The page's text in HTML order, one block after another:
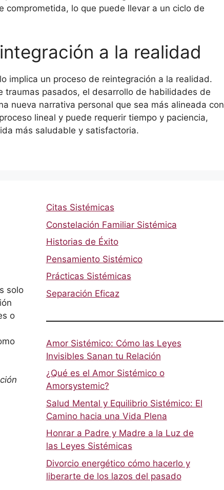
comprometida, lo que puede llevar a un ciclo de
a la realidad
implica un proceso de reintegración a la realidad.
traumas pasados, el desarrollo de habilidades de
nueva narrativa personal que sea más alineada con
lineal y puede requerir tiempo y paciencia,
más saludable y satisfactoria.
solo
o
Citas Sistémicas
Constelación Familiar Sistémica
Historias de Éxito
Pensamiento Sistémico
Prácticas Sistémicas
Separación Eficaz
Amor Sistémico: Cómo las Leyes
Invisibles Sanan tu Relación
¿Qué es el Amor Sistémico o
Amorsystemic?
Salud Mental y Equilibrio Sistémico: El
Camino hacia una Vida Plena
Honrar a Padre y Madre a la Luz de
las Leyes Sistémicas
Divorcio energético cómo hacerlo y
liberarte de los lazos del pasado